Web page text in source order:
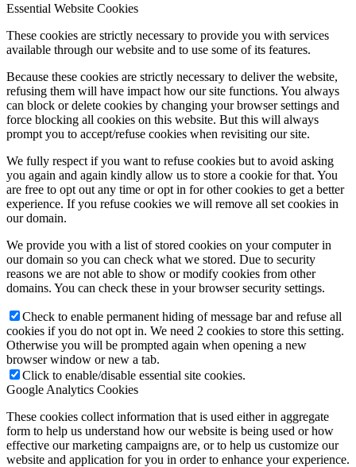
Essential Website Cookies
These cookies are strictly necessary to provide you with services
available through our website and to use some of its features.
Because these cookies are strictly necessary to deliver the website,
refusing them will have impact how our site functions. You always
can block or delete cookies by changing your browser settings and
force blocking all cookies on this website. But this will always
prompt you to accept/refuse cookies when revisiting our site.
We fully respect if you want to refuse cookies but to avoid asking
you again and again kindly allow us to store a cookie for that. You
are free to opt out any time or opt in for other cookies to get a better
experience. If you refuse cookies we will remove all set cookies in
our domain.
We provide you with a list of stored cookies on your computer in
our domain so you can check what we stored. Due to security
reasons we are not able to show or modify cookies from other
domains. You can check these in your browser security settings.
Check to enable permanent hiding of message bar and refuse all
cookies if you do not opt in. We need 2 cookies to store this setting.
Otherwise you will be prompted again when opening a new
browser window or new a tab.
Click to enable/disable essential site cookies.
Google Analytics Cookies
These cookies collect information that is used either in aggregate
form to help us understand how our website is being used or how
effective our marketing campaigns are, or to help us customize our
website and application for you in order to enhance your experience.